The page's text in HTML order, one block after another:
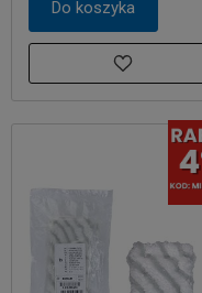
Do koszyka